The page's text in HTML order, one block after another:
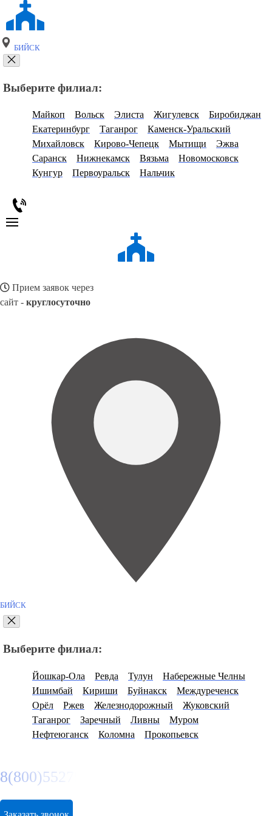
БИЙСК
Выберите филиал:
Майкоп Вольск Элиста Жигулевск
Биробиджан
Екатеринбург
Таганрог
Каменск-Уральский
Михайловск
Кирово-Чепецк Мытищи
Эжва
Саранск
Нижнекамск Вязьма
Новомосковск
Кунгур
Первоуральск Нальчик
Прием заявок через
сайт - круглосуточно
БИЙСК
Выберите филиал:
Йошкар-Ола Ревда Тулун
Набережные Челны
Ишимбай
Кириши Буйнакск
Междуреченск
Орёл
Ржев Железнодорожный
Жуковский
Таганрог
Заречный Ливны
Муром
Нефтеюганск
Коломна Прокопьевск
8(800)5527584